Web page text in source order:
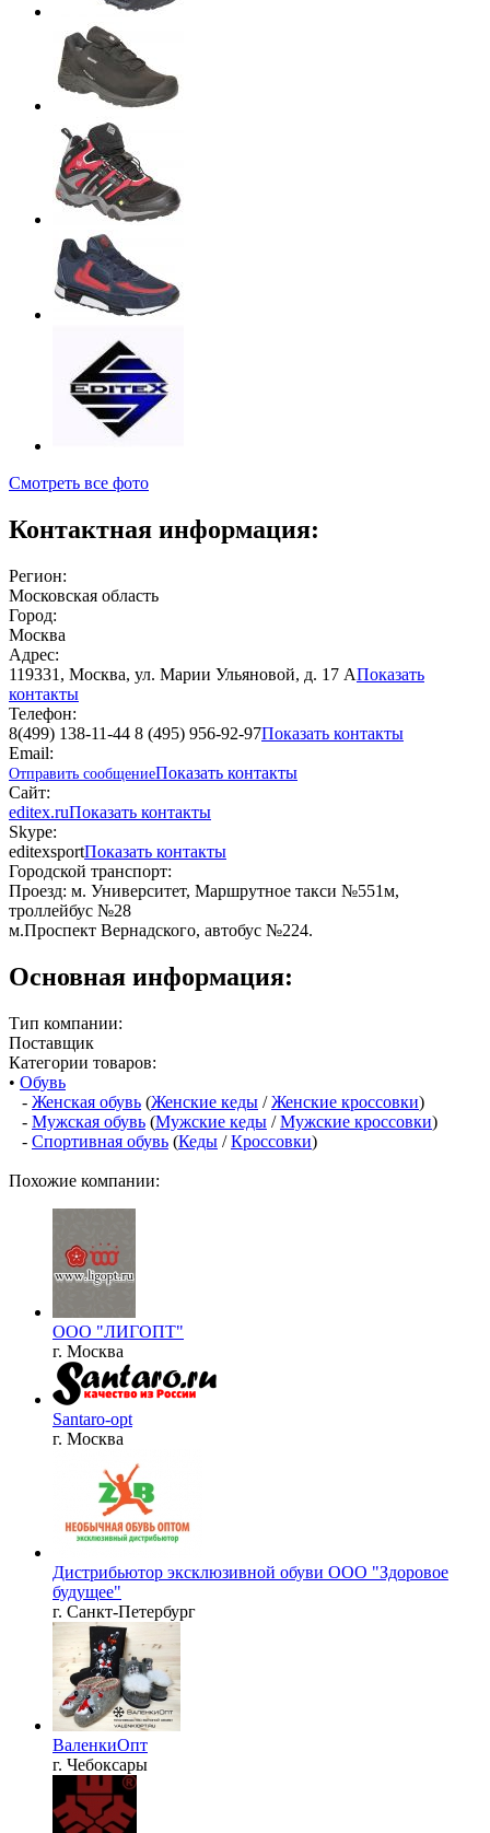
Смотреть все фото
Контактная информация:
Регион:
Московская область
Город:
Москва
Адрес:
119331, Москва, ул. Марии Ульяновой, д. 17 АПоказать
контакты
Телефон:
8(499) 138-11-44 8 (495) 956-92-97Показать контакты
Email:
Отправить сообщениеПоказать контакты
Сайт:
editex.ruПоказать контакты
Skype:
editexsportПоказать контакты
Городской транспорт:
Проезд: м. Университет, Маршрутное такси №551м,
троллейбус №28
м.Проспект Вернадского, автобус №224.
Основная информация:
Тип компании:
Поставщик
Категории товаров:
• Обувь
- Женская обувь (Женские кеды /Женские кроссовки)
- Мужская обувь (Мужские кеды /Мужские кроссовки)
- Спортивная обувь (Кеды /Кроссовки)
Похожие компании:
ООО "ЛИГОПТ"
г. Москва
Santaro-opt
г. Москва
Дистрибьютор эксклюзивной обуви ООО "Здоровое
будущее"
г. Санкт-Петербург
ВаленкиОпт
г. Чебоксары